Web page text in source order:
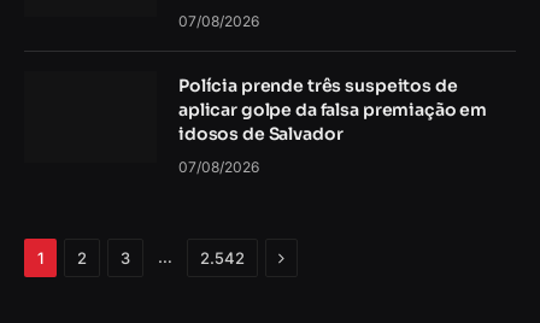
07/08/2026
Polícia prende três suspeitos de
aplicar golpe da falsa premiação em
idosos de Salvador
07/08/2026
1 2 3 … 2.542 Próximo